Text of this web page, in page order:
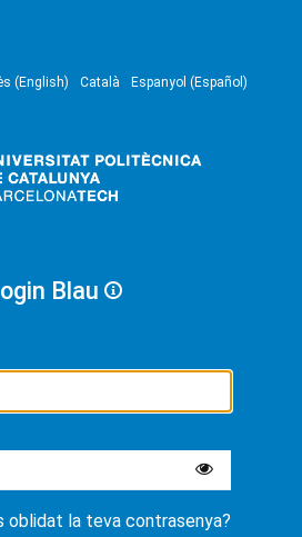
(English) Català Espanyol (Español)
Blau
oblidat la teva contrasenya?